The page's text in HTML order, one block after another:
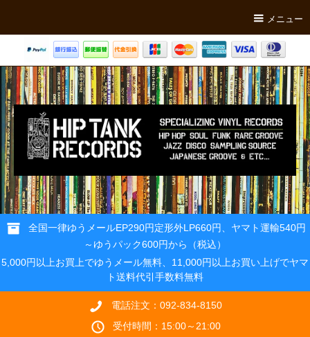
メニュー
全国一律ゆうメールEP290円定形外LP660円、ヤマト運輸540円
～ゆうパック600円から（税込）
5,000円以上お買上でゆうメール無料、11,000円以上お買い上げでヤマ
ト送料代引手数料無料
電話注文：092-834-8150
受付時間：15:00～21:00